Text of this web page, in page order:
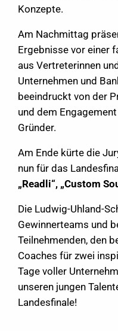
Konzepte.
Am Nachmittag
Ergebnisse vor einer
aus Vertreterinnen
Unternehmen und
beeindruckt von der
und dem
Gründer.
Am Ende kürte die
nun für das
„Readli“, „Custom
Die Ludwig-Uhland-
Gewinnerteams und
Teilnehmenden, den
Coaches für zwei
Tage voller
unseren jungen
Landesfinale!